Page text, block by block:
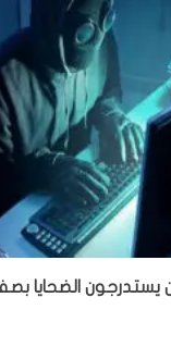
يستدرجون الضحايا